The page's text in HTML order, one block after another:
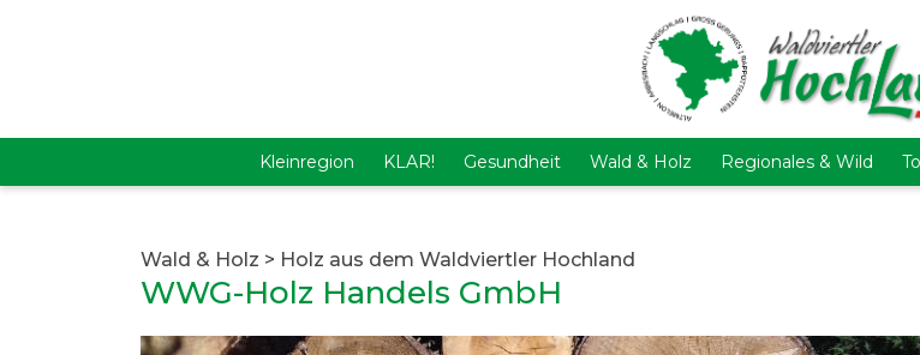
Kleinregion KLAR! Gesundheit Wald & Holz Regionales & Wild
Wald & Holz > Holz aus dem Waldviertler Hochland
WWG-Holz Handels GmbH